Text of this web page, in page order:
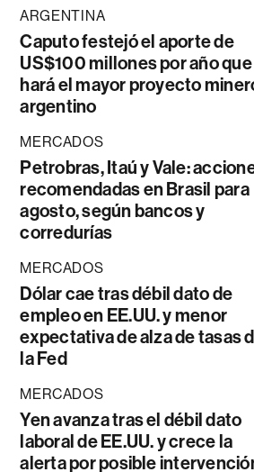
ARGENTINA
Caputo festejó el aporte de
US$100 millones por año que
hará el mayor proyecto
argentino
MERCADOS
Petrobras, Itaú y Vale:
recomendadas en Brasil para
agosto, según bancos y
corredurías
MERCADOS
Dólar cae tras débil dato de
empleo en EE.UU. y menor
expectativa de alza de tasas
la Fed
MERCADOS
Yen avanza tras el débil dato
laboral de EE.UU. y crece la
alerta por posible